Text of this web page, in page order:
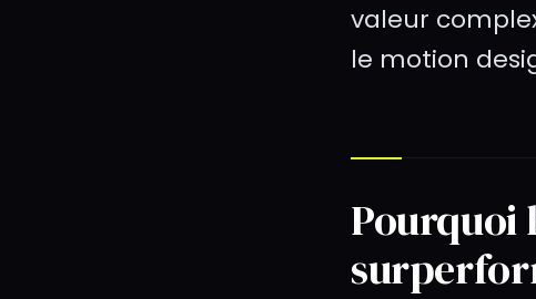
valeur
le motion
Pourquoi